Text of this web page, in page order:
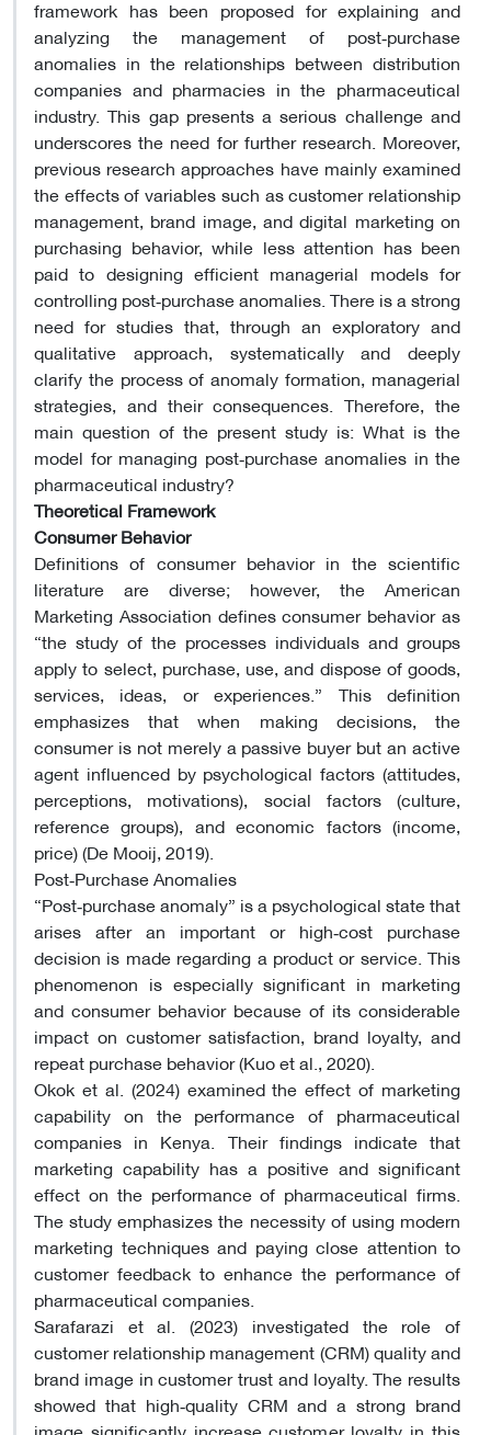
framework has been proposed for explaining and
analyzing the management of post‑purchase
anomalies in the relationships between distribution
companies and pharmacies in the pharmaceutical
industry. This gap presents a serious challenge and
underscores the need for further research. Moreover,
previous research approaches have mainly examined
the effects of variables such as customer relationship
management, brand image, and digital marketing on
purchasing behavior, while less attention has been
paid to designing efficient managerial models for
controlling post‑purchase anomalies. There is a strong
need for studies that, through an exploratory and
qualitative approach, systematically and deeply
clarify the process of anomaly formation, managerial
strategies, and their consequences. Therefore, the
main question of the present study is: What is the
model for managing post‑purchase anomalies in the
pharmaceutical industry?
Theoretical Framework
Consumer Behavior
Definitions of consumer behavior in the scientific
literature are diverse; however, the American
Marketing Association defines consumer behavior as
“the study of the processes individuals and groups
apply to select, purchase, use, and dispose of goods,
services, ideas, or experiences.” This definition
emphasizes that when making decisions, the
consumer is not merely a passive buyer but an active
agent influenced by psychological factors (attitudes,
perceptions, motivations), social factors (culture,
reference groups), and economic factors (income,
price) (De Mooij, 2019).
Post‑Purchase Anomalies
“Post‑purchase anomaly” is a psychological state that
arises after an important or high‑cost purchase
decision is made regarding a product or service. This
phenomenon is especially significant in marketing
and consumer behavior because of its considerable
impact on customer satisfaction, brand loyalty, and
repeat purchase behavior (Kuo et al., 2020).
Okok et al. (2024) examined the effect of marketing
capability on the performance of pharmaceutical
companies in Kenya. Their findings indicate that
marketing capability has a positive and significant
effect on the performance of pharmaceutical firms.
The study emphasizes the necessity of using modern
marketing techniques and paying close attention to
customer feedback to enhance the performance of
pharmaceutical companies.
Sarafarazi et al. (2023) investigated the role of
customer relationship management (CRM) quality and
brand image in customer trust and loyalty. The results
showed that high‑quality CRM and a strong brand